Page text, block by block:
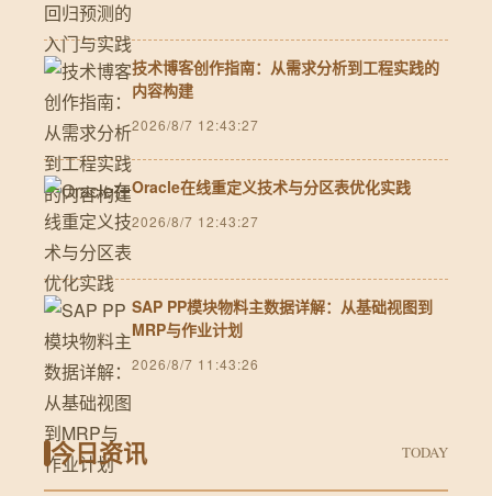
技术博客创作指南：从需求分析到工程实践的
内容构建
2026/8/7 12:43:27
Oracle在线重定义技术与分区表优化实践
2026/8/7 12:43:27
SAP PP模块物料主数据详解：从基础视图到
MRP与作业计划
2026/8/7 11:43:26
今日资讯 TODAY